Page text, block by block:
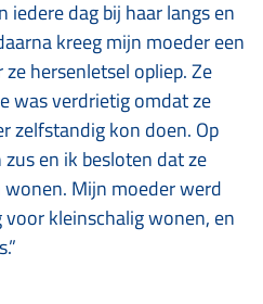
iedere dag bij haar langs en
kreeg mijn moeder een
hersenletsel opliep. Ze
was verdrietig omdat ze
zelfstandig kon doen. Op
en ik besloten dat ze
Mijn moeder werd
kleinschalig wonen, en